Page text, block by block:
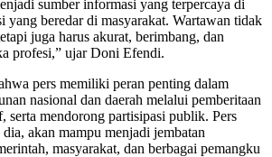
sumber informasi yang terpercaya di
yang beredar di masyarakat. Wartawan tidak
juga harus akurat, berimbang, dan
profesi,” ujar Doni Efendi.
pers memiliki peran penting dalam
nasional dan daerah melalui pemberitaan
serta mendorong partisipasi publik. Pers
akan mampu menjadi jembatan
masyarakat, dan berbagai pemangku